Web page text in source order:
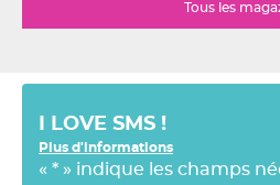
Tous les
I LOVE SMS !
Plus d'informations
« * » indique les champs